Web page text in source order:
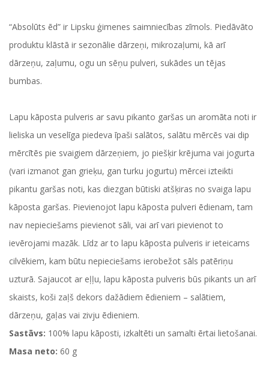
“Absolūts ēd” ir Lipsku ģimenes saimniecības zīmols. Piedāvāto
produktu klāstā ir sezonālie dārzeņi, mikrozaļumi, kā arī
dārzeņu, zaļumu, ogu un sēņu pulveri, sukādes un tējas
bumbas.
Lapu kāposta pulveris ar savu pikanto garšas un aromāta noti ir
lieliska un veselīga piedeva īpaši salātos, salātu mērcēs vai dip
mērcītēs pie svaigiem dārzeņiem, jo piešķir krējuma vai jogurta
(vari izmanot gan grieķu, gan turku jogurtu) mērcei izteikti
pikantu garšas noti, kas diezgan būtiski atšķiras no svaiga lapu
kāposta garšas. Pievienojot lapu kāposta pulveri ēdienam, tam
nav nepieciešams pievienot sāli, vai arī vari pievienot to
ievērojami mazāk. Līdz ar to lapu kāposta pulveris ir ieteicams
cilvēkiem, kam būtu nepieciešams ierobežot sāls patēriņu
uzturā. Sajaucot ar eļļu, lapu kāposta pulveris būs pikants un arī
skaists, koši zaļš dekors dažādiem ēdieniem – salātiem,
dārzeņu, gaļas vai zivju ēdieniem.
Sastāvs: 100% lapu kāposti, izkaltēti un samalti ērtai lietošanai.
Masa neto: 60 g